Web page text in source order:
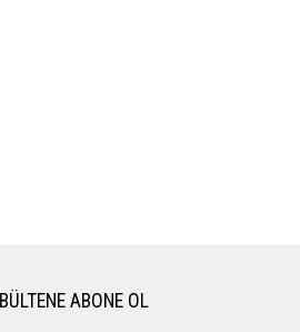
BÜLTENE ABONE OL